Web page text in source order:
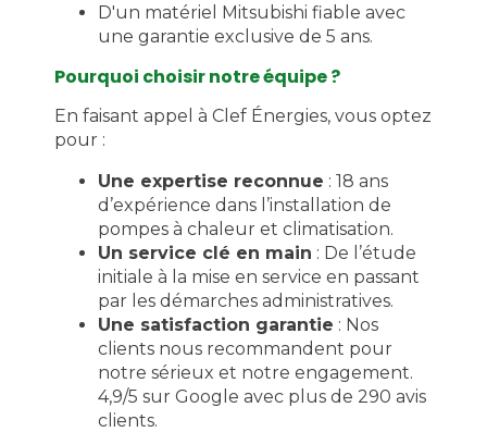
D'un matériel Mitsubishi fiable avec
une garantie exclusive de 5 ans.
Pourquoi choisir notre équipe ?
En faisant appel à Clef Énergies, vous optez
pour :
Une expertise reconnue : 18 ans
d’expérience dans l’installation de
pompes à chaleur et climatisation.
Un service clé en main : De l’étude
initiale à la mise en service en passant
par les démarches administratives.
Une satisfaction garantie : Nos
clients nous recommandent pour
notre sérieux et notre engagement.
4,9/5 sur Google avec plus de 290 avis
clients.